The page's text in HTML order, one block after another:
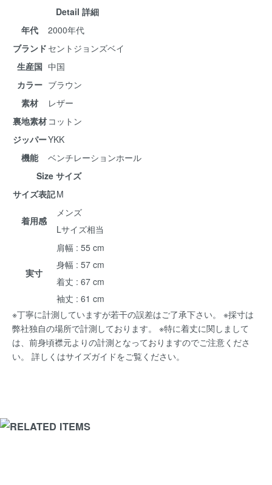
Detail 詳細
年代
2000年代
ブランド セントジョンズベイ
生産国 中国
カラー ブラウン
素材
レザー
裏地素材 コットン
ジッパーYKK
機能
ベンチレーションホール
Size サイズ
サイズ表記M
着用感
メンズ
Lサイズ相当
実寸
肩幅 : 55 cm
身幅 : 57 cm
着丈 : 67 cm
袖丈 : 61 cm
※丁寧に計測していますが若干の誤差はご了承下さい。 ※採寸は
弊社独自の場所で計測しております。 ※特に着丈に関しまして
は、前身頃襟元よりの計測となっておりますのでご注意くださ
い。 詳しくはサイズガイドをご覧ください。